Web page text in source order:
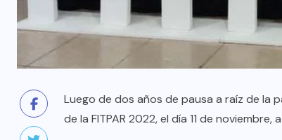
Luego de dos años de pausa a raíz de la
de la FITPAR 2022, el día 11 de